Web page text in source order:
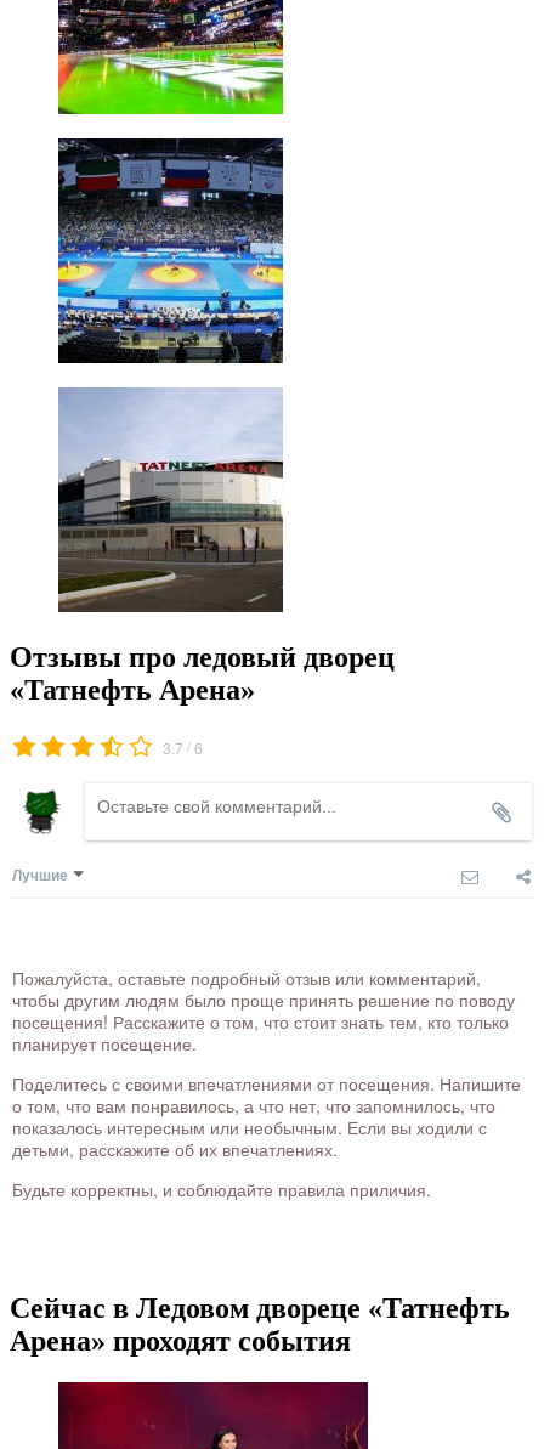
Отзывы про ледовый дворец
«Татнефть Арена»
3.7 /6
Лучшие
Пожалуйста, оставьте подробный отзыв или комментарий,
чтобы другим людям было проще принять решение по поводу
посещения! Расскажите о том, что стоит знать тем, кто только
планирует посещение.
Поделитесь с своими впечатлениями от посещения. Напишите
о том, что вам понравилось, а что нет, что запомнилось, что
показалось интересным или необычным. Если вы ходили с
детьми, расскажите об их впечатлениях.
Будьте корректны, и соблюдайте правила приличия.
Сейчас в Ледовом двореце «Татнефть
Арена» проходят события